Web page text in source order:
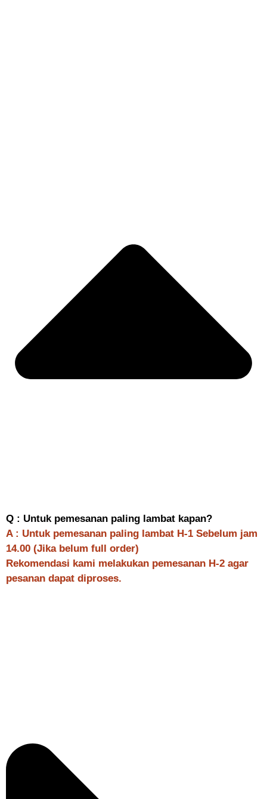
Q : Untuk pemesanan paling lambat kapan?
A : Untuk pemesanan paling lambat H-1 Sebelum jam
14.00 (Jika belum full order)
Rekomendasi kami melakukan pemesanan H-2 agar
pesanan dapat diproses.